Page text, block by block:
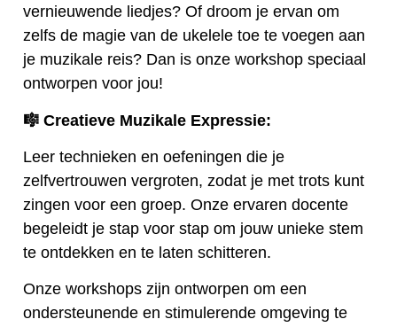
vernieuwende liedjes? Of droom je ervan om
zelfs de magie van de ukelele toe te voegen aan
je muzikale reis? Dan is onze workshop speciaal
ontworpen voor jou!
🎼 Creatieve Muzikale Expressie:
Leer technieken en oefeningen die je
zelfvertrouwen vergroten, zodat je met trots kunt
zingen voor een groep. Onze ervaren docente
begeleidt je stap voor stap om jouw unieke stem
te ontdekken en te laten schitteren.
Onze workshops zijn ontworpen om een
ondersteunende en stimulerende omgeving te